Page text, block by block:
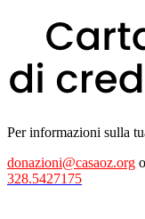
Per informazioni sulla
donazioni@casaoz.org
328.5427175